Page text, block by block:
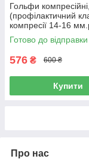
Гольфи
(профілактичний
компресії 14-16
розмір L, Італія
Готово до відправки
576 ₴ 600 ₴
Купити
Про нас